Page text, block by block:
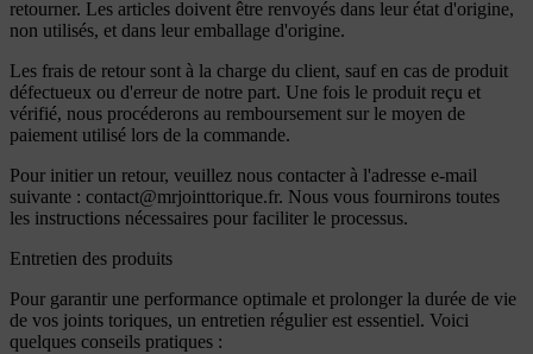
retourner. Les articles doivent être renvoyés dans leur état d'origine,
non utilisés, et dans leur emballage d'origine.
Les frais de retour sont à la charge du client, sauf en cas de produit
défectueux ou d'erreur de notre part. Une fois le produit reçu et
vérifié, nous procéderons au remboursement sur le moyen de
paiement utilisé lors de la commande.
Pour initier un retour, veuillez nous contacter à l'adresse e-mail
suivante : contact@mrjointtorique.fr. Nous vous fournirons toutes
les instructions nécessaires pour faciliter le processus.
Entretien des produits
Pour garantir une performance optimale et prolonger la durée de vie
de vos joints toriques, un entretien régulier est essentiel. Voici
quelques conseils pratiques :